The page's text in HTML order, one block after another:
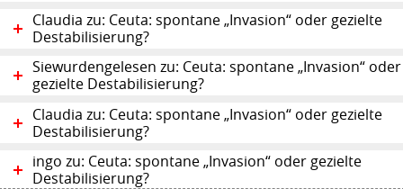
Claudia zu: Ceuta: spontane „Invasion“ oder gezielte
Destabilisierung?
Siewurdengelesen zu: Ceuta: spontane „Invasion“ oder
gezielte Destabilisierung?
Claudia zu: Ceuta: spontane „Invasion“ oder gezielte
Destabilisierung?
ingo zu: Ceuta: spontane „Invasion“ oder gezielte
Destabilisierung?